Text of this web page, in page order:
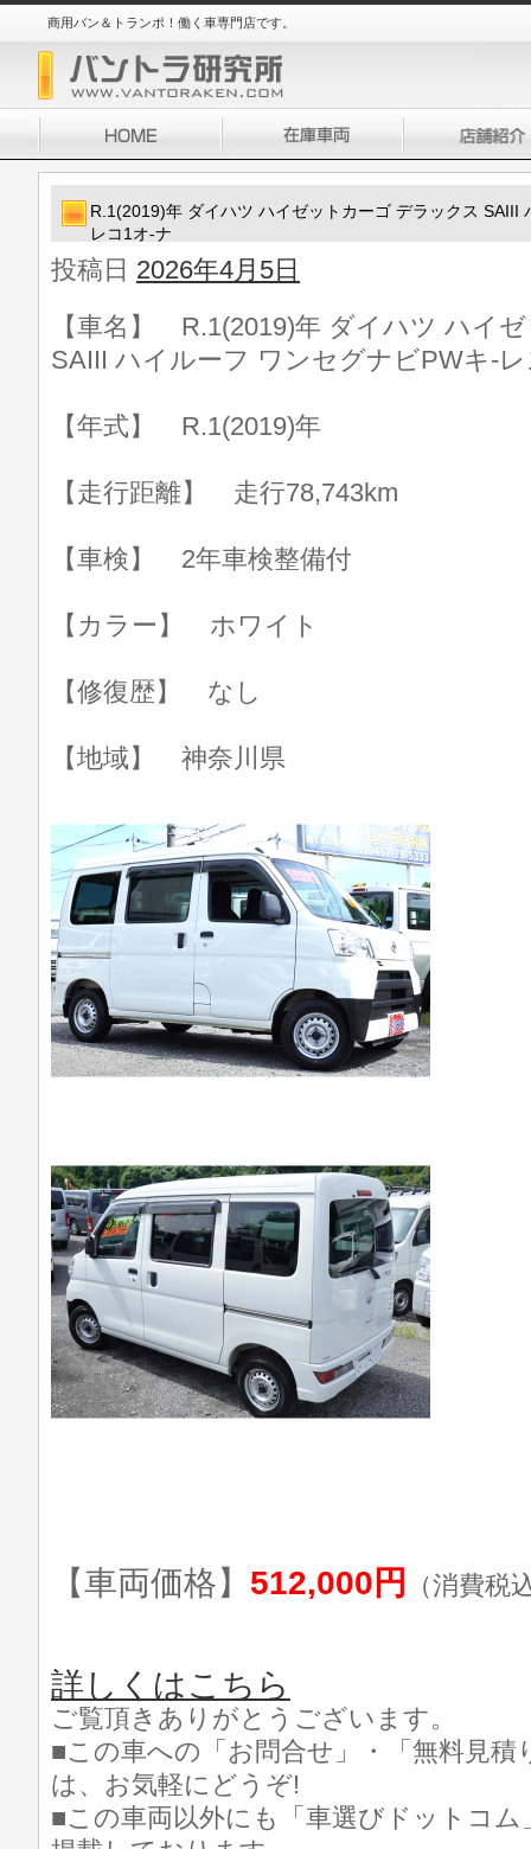
商用バン＆トランポ！働く車専門店です。
R.1(2019)年 ダイハツ ハイゼットカーゴ デラックス SAIII
レコ1オ-ナ
投稿日 2026年4月5日
【車名】 R.1(2019)年 ダイハツ ハイ
SAIII ハイルーフ ワンセグナビPWキ-
【年式】 R.1(2019)年
【走行距離】 走行78,743km
【車検】 2年車検整備付
【カラー】 ホワイト
【修復歴】 なし
【地域】 神奈川県
【車両価格】 512,000円 （消費税
詳しくはこちら
ご覧頂きありがとうございます。
■この車への「お問合せ」・「無料見積
は、お気軽にどうぞ!
■この車両以外にも「車選びドットコ